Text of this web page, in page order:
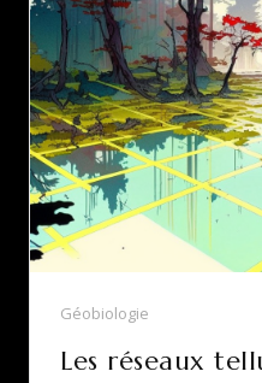
Géobiologie
Les réseaux